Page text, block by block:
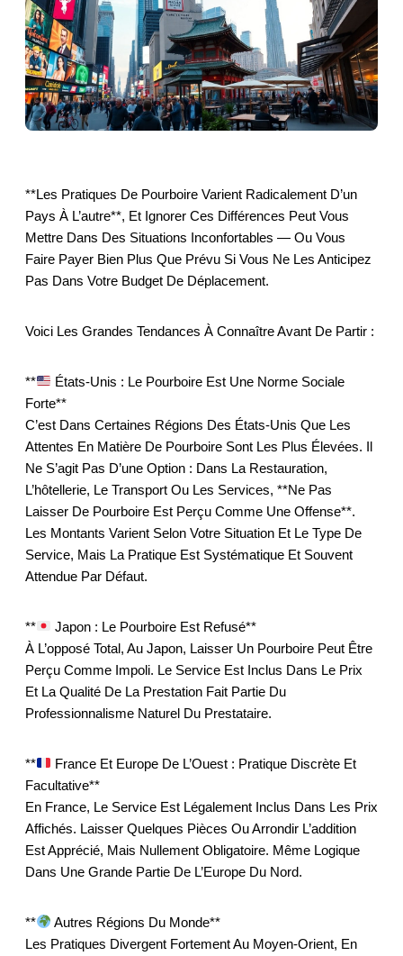
**Les Pratiques De Pourboire Varient Radicalement D’un
Pays À L’autre**, Et Ignorer Ces Différences Peut Vous
Mettre Dans Des Situations Inconfortables — Ou Vous
Faire Payer Bien Plus Que Prévu Si Vous Ne Les Anticipez
Pas Dans Votre Budget De Déplacement.
Voici Les Grandes Tendances À Connaître Avant De Partir :
**
États-Unis : Le Pourboire Est Une Norme Sociale
Forte**
C’est Dans Certaines Régions Des États-Unis Que Les
Attentes En Matière De Pourboire Sont Les Plus Élevées. Il
Ne S’agit Pas D’une Option : Dans La Restauration,
L’hôtellerie, Le Transport Ou Les Services, **ne Pas
Laisser De Pourboire Est Perçu Comme Une Offense**.
Les Montants Varient Selon Votre Situation Et Le Type De
Service, Mais La Pratique Est Systématique Et Souvent
Attendue Par Défaut.
**
Japon : Le Pourboire Est Refusé**
À L’opposé Total, Au Japon, Laisser Un Pourboire Peut Être
Perçu Comme Impoli. Le Service Est Inclus Dans Le Prix
Et La Qualité De La Prestation Fait Partie Du
Professionnalisme Naturel Du Prestataire.
**
France Et Europe De L’Ouest : Pratique Discrète Et
Facultative**
En France, Le Service Est Légalement Inclus Dans Les Prix
Affichés. Laisser Quelques Pièces Ou Arrondir L’addition
Est Apprécié, Mais Nullement Obligatoire. Même Logique
Dans Une Grande Partie De L’Europe Du Nord.
**
Autres Régions Du Monde**
Les Pratiques Divergent Fortement Au Moyen-Orient, En